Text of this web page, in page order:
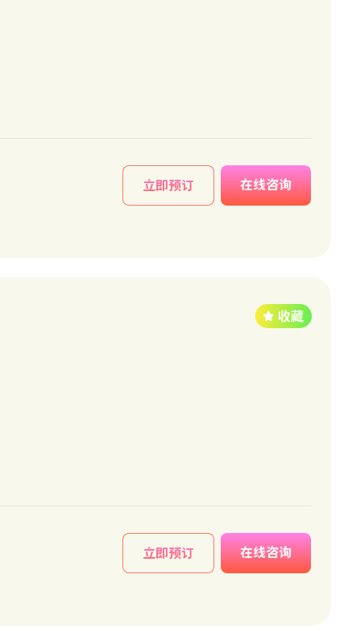
立即预订 在线咨询
立即预订 在线咨询